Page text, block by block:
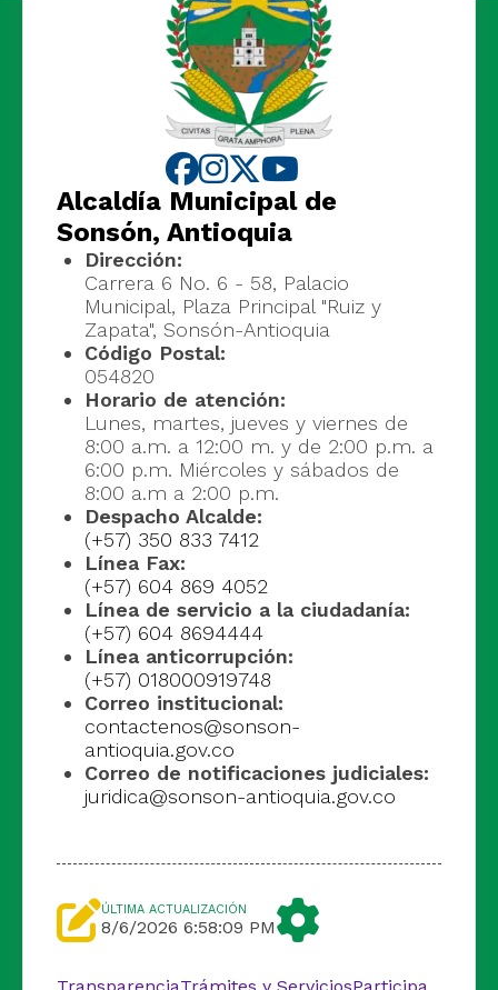
Alcaldía Municipal de
Sonsón, Antioquia
Dirección:
Carrera 6 No. 6 - 58, Palacio
Municipal, Plaza Principal "Ruiz y
Zapata", Sonsón-Antioquia
Código Postal:
054820
Horario de atención:
Lunes, martes, jueves y viernes de
8:00 a.m. a 12:00 m. y de 2:00 p.m. a
6:00 p.m. Miércoles y sábados de
8:00 a.m a 2:00 p.m.
Despacho Alcalde:
(+57) 350 833 7412
Línea Fax:
(+57) 604 869 4052
Línea de servicio a la ciudadanía:
(+57) 604 8694444
Línea anticorrupción:
(+57) 018000919748
Correo institucional:
contactenos@sonson-
antioquia.gov.co
Correo de notificaciones judiciales:
juridica@sonson-antioquia.gov.co
ÚLTIMA ACTUALIZACIÓN
8/6/2026 6:58:09 PM